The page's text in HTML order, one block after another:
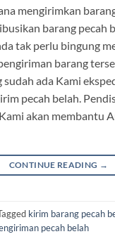
mengirimkan
barang pecah
tak perlu bingung
barang
ada Kami
pecah belah.
akan membantu
CONTINUE READING →
kirim barang pecah
pecah belah